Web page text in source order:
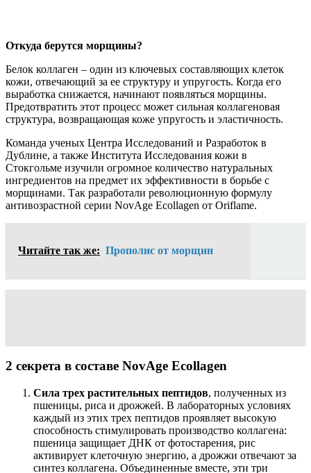
Откуда берутся морщины?
Белок коллаген – один из ключевых составляющих клеток
кожи, отвечающий за ее структуру и упругость. Когда его
выработка снижается, начинают появляться морщины.
Предотвратить этот процесс может сильная коллагеновая
структура, возвращающая коже упругость и эластичность.
Команда ученых Центра Исследований и Разработок в
Дублине, а также Института Исследования кожи в
Стокгольме изучили огромное количество натуральных
ингредиентов на предмет их эффективности в борьбе с
морщинами. Так разработали революционную формулу
антивозрастной серии NovAge Ecollagen от Oriflame.
Читайте так же: Прополис от морщин
2 секрета в составе NovAge Ecollagen
Сила трех растительных пептидов, полученных из
пшеницы, риса и дрожжей. В лабораторных условиях
каждый из этих трех пептидов проявляет высокую
способность стимулировать производство коллагена:
пшеница защищает ДНК от фотостарения, рис
активирует клеточную энергию, а дрожжи отвечают за
синтез коллагена. Объединенные вместе, эти три